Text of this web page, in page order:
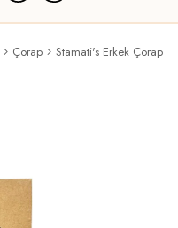
Çorap Stamati's Erkek Çorap